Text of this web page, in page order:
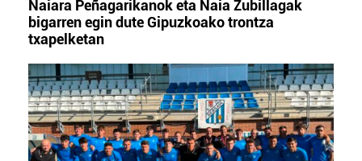
Naiara Peñagarikanok eta Naia Zubillagak
bigarren egin dute Gipuzkoako trontza
txapelketan